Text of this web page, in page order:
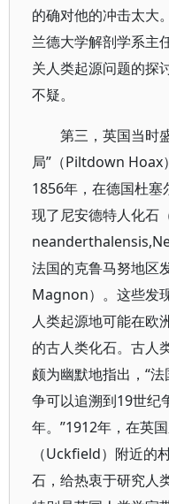
的确对他的冲击太大
兰德大学解剖学系主
关人类起源问题的探
不疑。
第三，英国当时
局”（Piltdown Hoax
1856年，在德国杜
现了尼安德特人化石
法国的克鲁马努地区
Magnon）。这些发
人类起源地可能在欧
的古人类化石。古人
颇为幽默地指出，“
争可以追溯到19世纪
年。”1912年，在英
（Uckfield）附近的
石，给热衷于研究人